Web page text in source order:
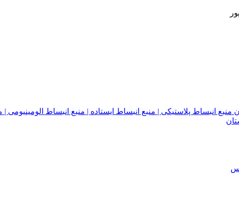
انبساط پلاستیکی | منبع انبساط ایستاده | منبع انبساط الومینیومی | منبع